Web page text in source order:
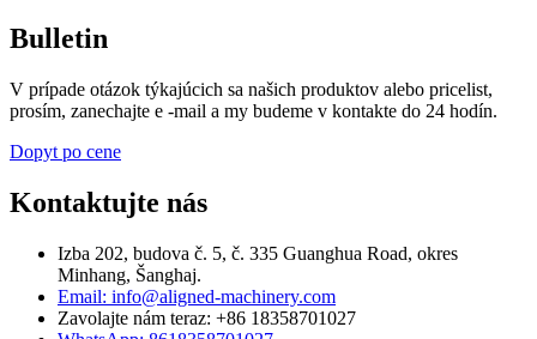
Bulletin
V prípade otázok týkajúcich sa našich produktov alebo pricelist,
prosím, zanechajte e -mail a my budeme v kontakte do 24 hodín.
Dopyt po cene
Kontaktujte nás
Izba 202, budova č. 5, č. 335 Guanghua Road, okres
Minhang, Šanghaj.
Email: info@aligned-machinery.com
Zavolajte nám teraz: +86 18358701027